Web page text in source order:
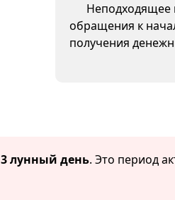
Неподходящее
обращения к
получения
3 лунный день. Это период